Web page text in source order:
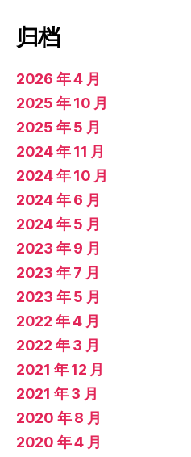
归档
2026 年 4 月
2025 年 10 月
2025 年 5 月
2024 年 11 月
2024 年 10 月
2024 年 6 月
2024 年 5 月
2023 年 9 月
2023 年 7 月
2023 年 5 月
2022 年 4 月
2022 年 3 月
2021 年 12 月
2021 年 3 月
2020 年 8 月
2020 年 4 月